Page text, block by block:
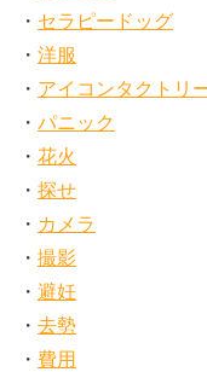
セラピードッグ
洋服
アイコンタクトリ
パニック
花火
探せ
カメラ
撮影
避妊
去勢
費用